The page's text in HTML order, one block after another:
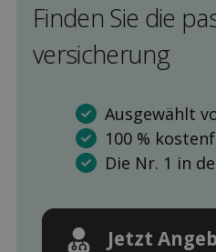
Finden Sie die
versicherung
Ausgewählt
100 %
Die Nr. 1 in
Jetzt